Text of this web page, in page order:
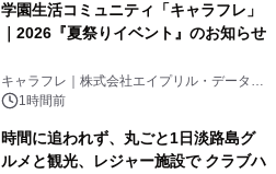
学園生活コミュニティ「キャラフレ」
｜2026『夏祭りイベント』のお知らせ
キャラフレ｜株式会社エイプリル・データ・
デザインズ
1時間前
時間に追われず、丸ごと1日淡路島グ
ルメと観光、レジャー施設で クラブハ